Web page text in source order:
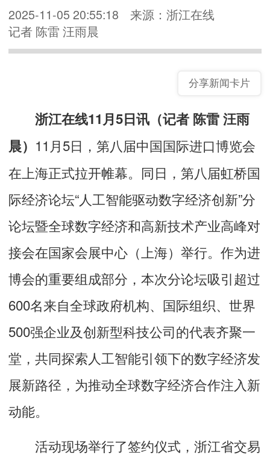
2025-11-05 20:55:18
来源：浙江在线
记者 陈雷 汪雨晨
分享新闻卡片
浙江在线11月5日讯（记者 陈雷 汪雨
晨） 11月5日，第八届中国国际进口博览会
在上海正式拉开帷幕。同日，第八届虹桥国
际经济论坛“人工智能驱动数字经济创新”分
论坛暨全球数字经济和高新技术产业高峰对
接会在国家会展中心（上海）举行。作为进
博会的重要组成部分，本次分论坛吸引超过
600名来自全球政府机构、国际组织、世界
500强企业及创新型科技公司的代表齐聚一
堂，共同探索人工智能引领下的数字经济发
展新路径，为推动全球数字经济合作注入新
动能。
活动现场举行了签约仪式，浙江省交易